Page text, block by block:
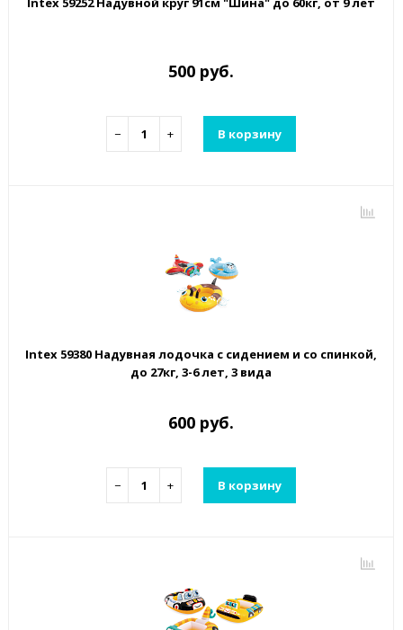
500 руб.
− + В корзину
Intex 59380 Надувная лодочка с сидением и со спинкой,
до 27кг, 3-6 лет, 3 вида
600 руб.
− + В корзину